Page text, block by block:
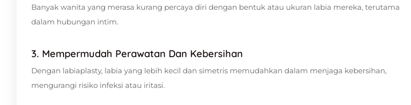
Banyak wanita yang merasa kurang percaya diri dengan bentuk atau ukuran labia mereka, terutama
dalam hubungan intim.
3. Mempermudah Perawatan Dan Kebersihan
Dengan labiaplasty, labia yang lebih kecil dan simetris memudahkan dalam menjaga kebersihan,
mengurangi risiko infeksi atau iritasi.